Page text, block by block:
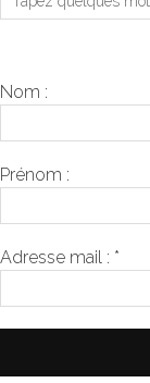
Nom :
Prénom :
Adresse mail : *